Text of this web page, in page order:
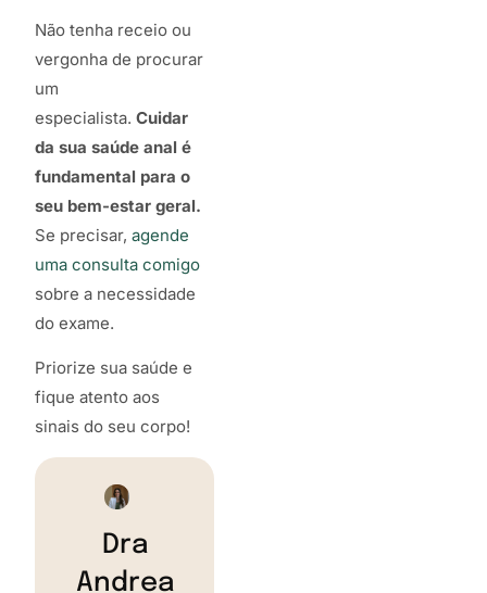
Não tenha receio ou
vergonha de procurar
um
especialista.Cuidar
da sua saúde anal é
fundamental para o
seu bem-estar geral.
Se precisar,agende
uma consulta comigo
sobre a necessidade
do exame.
Priorize sua saúde e
fique atento aos
sinais do seu corpo!
Dra
Andrea